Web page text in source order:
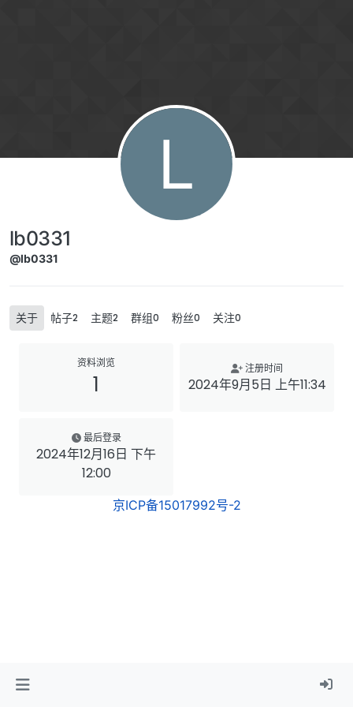
L
lb0331
@lb0331
关于 帖子2 主题2 群组0 粉丝0 关注0
资料浏览
1
注册时间
2024年9月5日 上午11:34
最后登录
2024年12月16日 下午
12:00
京ICP备15017992号-2